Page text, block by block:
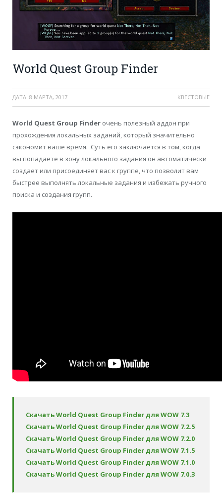
World Quest Group Finder
ДАТА: 8 МАРТА, 2017 КВЕСТОВЫЕ
World Quest Group Finder очень полезный аддон при
прохождения локальных заданий, который значительно
сэкономит ваше время. Суть его заключается в том, когда
вы попадаете в зону локального задания он автоматически
создает или присоединяет вас к группе, что позволит вам
быстрее выполнять локальные задания и избежать ручного
поиска и создания групп.
Скачать World Quest Group Finder для WOW 7.3
Скачать World Quest Group Finder для WOW 7.2.5
Скачать World Quest Group Finder для WOW 7.2.0
Скачать World Quest Group Finder для WOW 7.1.5
Скачать World Quest Group Finder для WOW 7.1.0
Скачать World Quest Group Finder для WOW 7.0.3